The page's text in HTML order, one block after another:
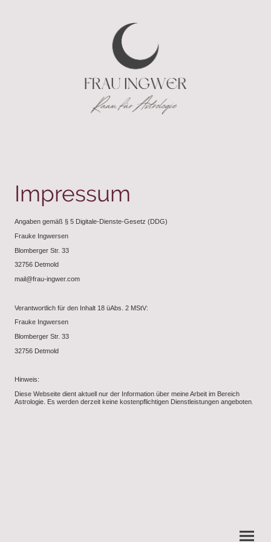
Impressum
Angaben gemäß § 5 Digitale-Dienste-Gesetz (DDG)
Frauke Ingwersen
Blomberger Str. 33
32756 Detmold
mail@frau-ingwer.com
Verantwortlich für den Inhalt 18 üAbs. 2 MStV:
Frauke Ingwersen
Blomberger Str. 33
32756 Detmold
Hinweis:
Diese Webseite dient aktuell nur der Information über meine Arbeit im Bereich
Astrologie. Es werden derzeit keine kostenpflichtigen Dienstleistungen angeboten.